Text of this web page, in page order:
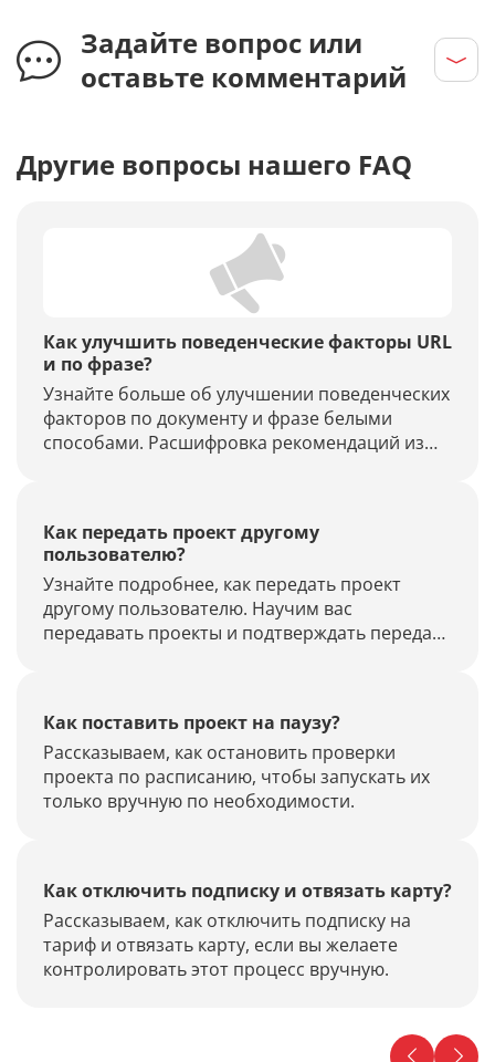
Задайте вопрос или
оставьте комментарий
Другие вопросы нашего FAQ
Как улучшить поведенческие факторы URL
и по фразе?
Узнайте больше об улучшении поведенческих
факторов по документу и фразе белыми
способами. Расшифровка рекомендаций из
Как передать проект другому
пользователю?
Узнайте подробнее, как передать проект
другому пользователю. Научим вас
передавать проекты и подтверждать передачу
Как поставить проект на паузу?
Рассказываем, как остановить проверки
проекта по расписанию, чтобы запускать их
только вручную по необходимости.
Как отключить подписку и отвязать карту?
Рассказываем, как отключить подписку на
тариф и отвязать карту, если вы желаете
контролировать этот процесс вручную.